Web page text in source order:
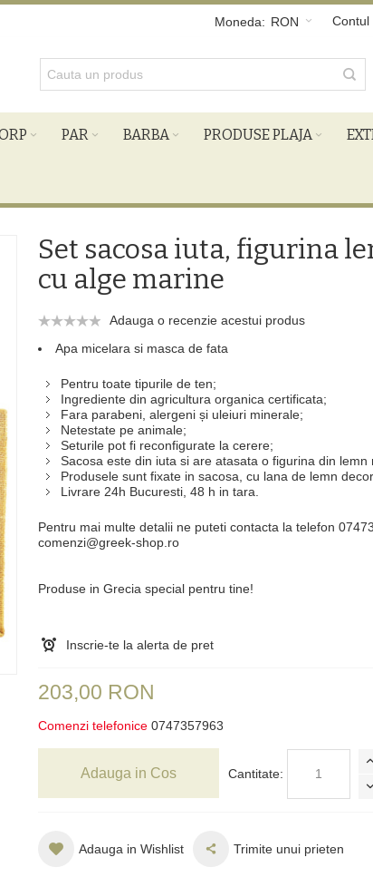
Contul
Moneda: RON
PAR BARBA PRODUSE PLAJA
Set sacosa iuta, figurina
cu alge marine
Adauga o recenzie acestui produs
Apa micelara si masca de fata
Pentru toate tipurile de ten;
Ingrediente din agricultura organica certificata;
Fara parabeni, alergeni și uleiuri minerale;
Netestate pe animale;
Seturile pot fi reconfigurate la cerere;
Sacosa este din iuta si are atasata o figurina din lemn
Produsele sunt fixate in sacosa, cu lana de lemn
Livrare 24h Bucuresti, 48 h in tara.
Pentru mai multe detalii ne puteti contacta la telefon
comenzi@greek-shop.ro
Produse in Grecia special pentru tine!
Inscrie-te la alerta de pret
203,00 RON
Comenzi telefonice 0747357963
Cantitate:
Adauga in Cos
Adauga in Wishlist Trimite unui prieten